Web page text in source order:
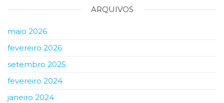
ARQUIVOS
maio 2026
fevereiro 2026
setembro 2025
fevereiro 2024
janeiro 2024